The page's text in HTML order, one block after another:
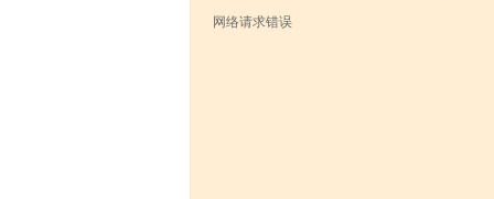
网络请求错误